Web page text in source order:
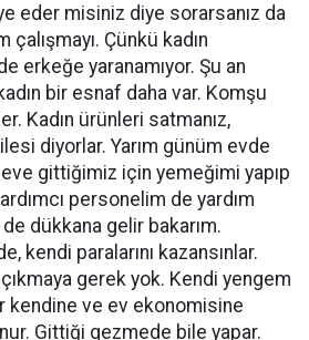
eder misiniz diye sorarsanız da
çalışmayı. Çünkü kadın
erkeğe yaranamıyor. Şu an
bir esnaf daha var. Komşu
Kadın ürünleri satmanız,
diyorlar. Yarım günüm evde
gittiğimiz için yemeğimi yapıp
personelim de yardım
dükkana gelir bakarım.
kendi paralarını kazansınlar.
çıkmaya gerek yok. Kendi yengem
kendine ve ev ekonomisine
Gittiği gezmede bile yapar.